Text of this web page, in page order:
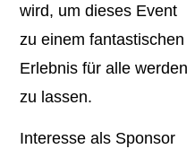
wird, um dieses Event
zu einem fantastischen
Erlebnis für alle werden
zu lassen.
Interesse als Sponsor